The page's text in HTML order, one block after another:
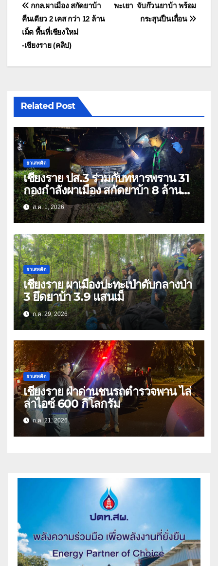
แนะแนว
เรื่อง
พะเยา จับก๊วนยาบ้า พร้อม
กระสุนปืนเถื่อน
กกล.ผาเมือง สกัดยาบ้า
คืนเดียว 2 เคส กว่า 12 ล้าน
เม็ด พื้นที่เชียงใหม่
-เชียงราย (คลิป)
Related Post
ยาเสพติด
เชียงราย ปส.3 ร่วมกับทหารพราน 31
กองกำลังผาเมือง สกัดยาบ้า 8 ล้าน
เม็ด เครือข่าย โล่ง แซ่ลี
ส.ค. 1, 2026
ยาเสพติด
เชียงราย ผาเมืองปะทะเป่าดับกลางป่า
3 ยึดยาบ้า 3.9 แสนเม็
ก.ค. 29, 2026
ยาเสพติด
เชียงราย ฝ่าด่านชนรถตำรวจพาน ไล่
ล่าไอซ์ 600 กิโลกรัม
ก.ค. 21, 2026